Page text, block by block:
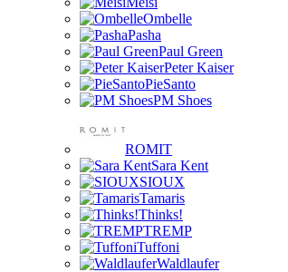
Ombelle
Pasha
Paul Green
Peter Kaiser
PieSanto
PM Shoes
ROMIT
Sara Kent
SIOUX
Tamaris
Thinks!
TREMP
Tuffoni
Waldlaufer